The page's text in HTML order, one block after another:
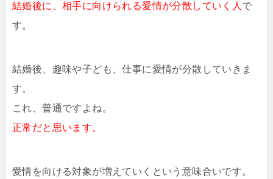
結婚後に、相手に向けられる愛情が分散していく人 で
す。
結婚後、趣味や子ども、仕事に愛情が分散していきま
す。
これ、普通ですよね。
正常だと思います。
愛情を向ける対象が増えていくという意味合いです。